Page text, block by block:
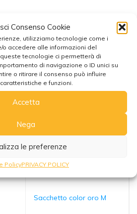
Consenso Cookie
utilizziamo tecnologie come i
o accedere alle informazioni del
tecnologie ci permetterà di
di navigazione o ID unici su
o ritirare il consenso può influire
e funzioni.
Accetta
Nega
le preferenze
PolicyPRIVACY POLICY
anche
Sacchetto color oro M